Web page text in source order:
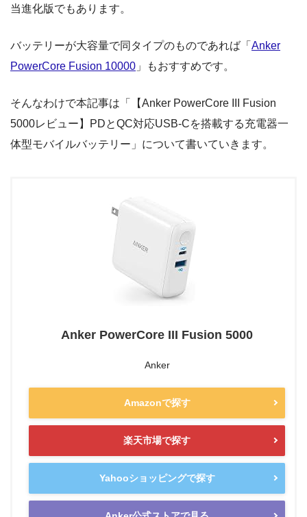
当進化版でもあります。
バッテリーが大容量で同タイプのものであれば「 Anker
PowerCore Fusion 10000 」もおすすめです。
そんなわけで本記事は「【Anker PowerCore III Fusion
5000レビュー】PDとQC対応USB-Cを搭載する充電器一
体型モバイルバッテリー」について書いていきます。
Anker PowerCore III Fusion 5000
Anker
Amazonで探す
楽天市場で探す
Yahooショッピングで探す